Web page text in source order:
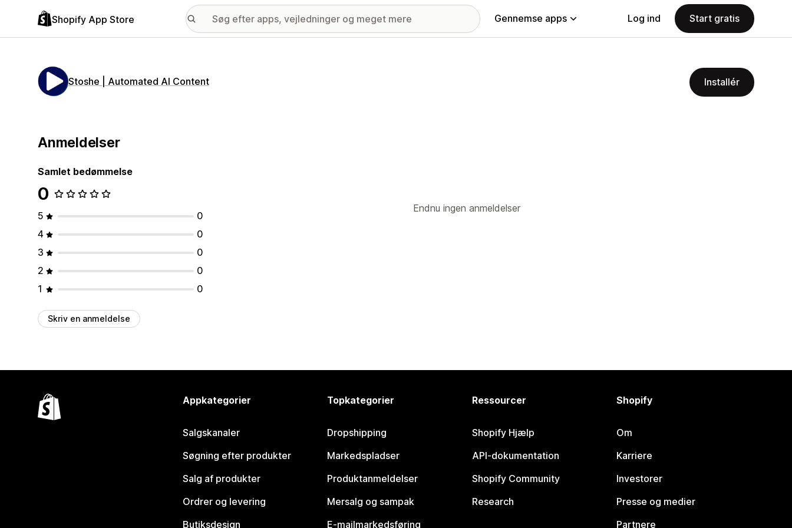
Shopify App Store Gennemse apps Log ind Start gratis
Stoshe | Automated AI Content Installér
Anmeldelser
Samlet bedømmelse
0
5
0
4
0
3
0
2
0
1
0
Skriv en anmeldelse
Endnu ingen anmeldelser
Appkategorier
Salgskanaler
Søgning efter produkter
Salg af produkter
Ordrer og levering
Butiksdesign
Topkategorier
Dropshipping
Markedspladser
Produktanmeldelser
Mersalg og sampak
E-mailmarkedsføring
Ressourcer
Shopify Hjælp
API-dokumentation
Shopify Community
Research
Shopify
Om
Karriere
Investorer
Presse og medier
Partnere